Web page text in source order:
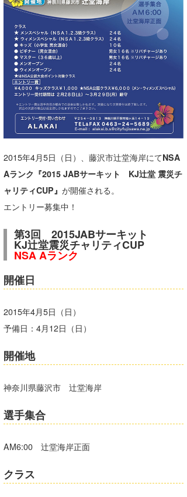
今月のプレゼント
2015年4月5日（日）、藤沢市辻堂海岸にてNSA
Aランク『2015 JABサーキット KJ辻堂 震災チ
ャリティCUP』が開催される。
エントリー募集中！
第3回 2015JABサーキット
KJ辻堂震災チャリティCUP
NSA Aランク
開催日
2015年4月5日（日）
予備日：4月12日（日）
開催地
神奈川県藤沢市 辻堂海岸
選手集合
AM6:00 辻堂海岸正面
クラス
湘南
千葉北
伊豆
千葉南
大阪
四国
お知らせ
その他
ルール＆How to
VOTE!
サーファーズ
ライター/寄稿メディア
arukasvision
DELTA FORCE SURF
CBA Films
波伝説アンバサダー/プロライダー
嵯峨明日香
進士剛光
田原啓江
+☆maki☆+
Aichan
chan-U